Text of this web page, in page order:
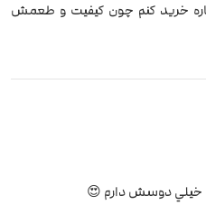
خرید کنم چون کیفیت و طعمش
خيلي دوسش دارم 😍